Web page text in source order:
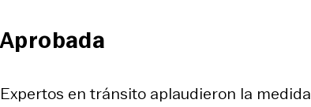
Aprobada
Expertos en tránsito aplaudieron la